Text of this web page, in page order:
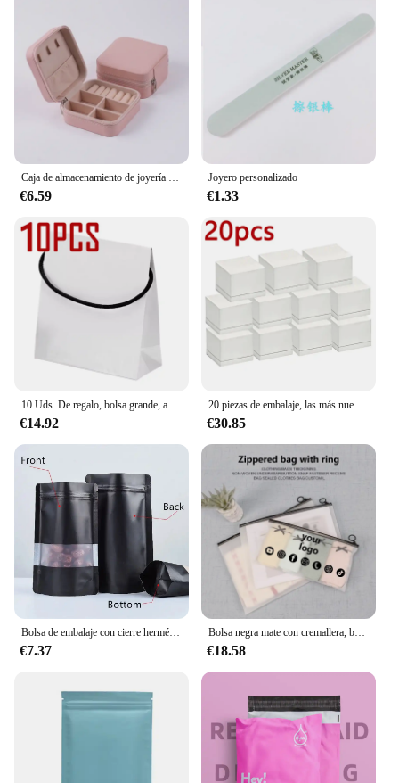
Caja de almacenamiento de joyería con logotipo personalizado gratis, Material principal de franela de cuero y plástico, Color dividido en negro, blanco, rosa, azul y verde, 1 Uds.
€6.59
Joyero personalizado
€1.33
10 Uds. De regalo, bolsa grande, anillo con dije, pulsera, pendientes, collar, bolso con temperamento Wite, bolsa protectora de almacenamiento, embalaje de joyería
€14.92
20 piezas de embalaje, las más nuevas cajas de anillos de papel para pendientes, dijes, estuche de joyería para mujeres, regalo del Día de San Valentín, lotes al por mayor
€30.85
Bolsa de embalaje con cierre hermético para ventana, bolsas de papel de aluminio negro mate de pie, para café, té, comida para mascotas, aperitivos, galletas, alimento para peces, 100 piezas
€7.37
Bolsa negra mate con cremallera, bolsa de embalaje para calcetines abiertos, almacenamiento de viaje, ropa interior, embalaje de productos, Impresión de logotipo personalizado
€18.58